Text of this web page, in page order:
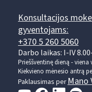
Konsultacijos
gyventojams:
+370 5 260 5060
Darbo laikas: I-IV
Prieššventinę dieną -
Kiekvieno mėnesio antrą
Paklausimas per Mano